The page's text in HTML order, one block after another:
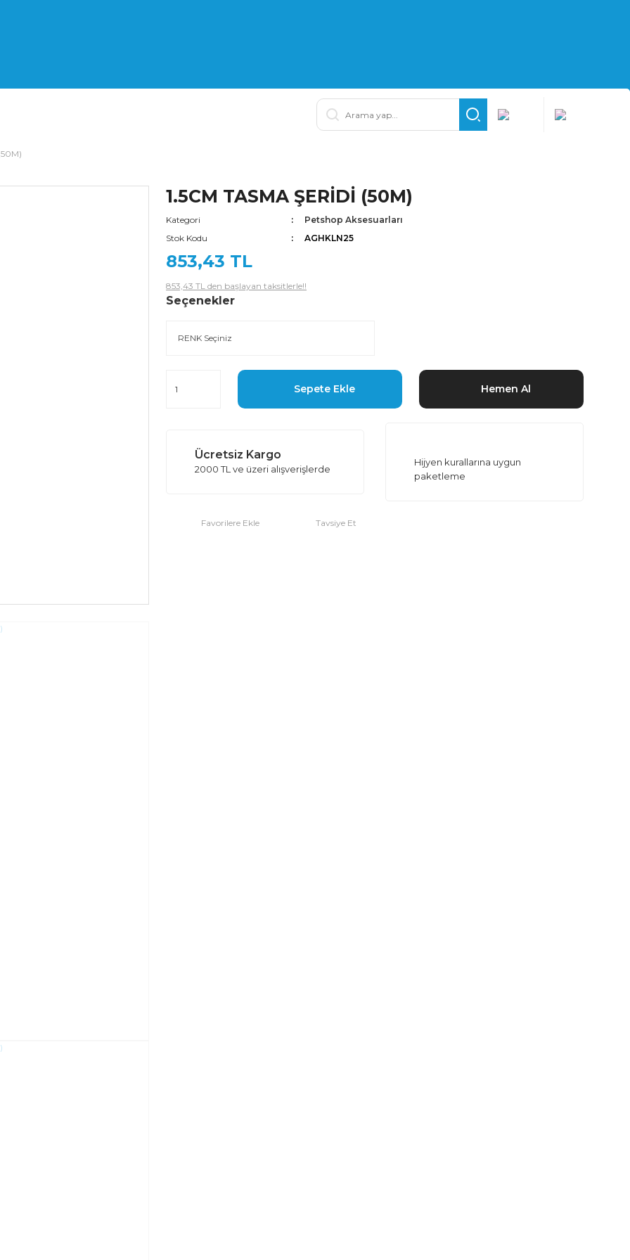
1.5CM TASMA ŞERİDİ (50M)
Kategori
Petshop Aksesuarları
Stok Kodu
AGHKLN25
853,43 TL
853,43 TL den başlayan taksitlerle!!
Seçenekler
Sepete Ekle Hemen Al
Ücretsiz Kargo
2000 TL ve üzeri alışverişlerde
Hijyen kurallarına uygun
paketleme
Tavsiye Et